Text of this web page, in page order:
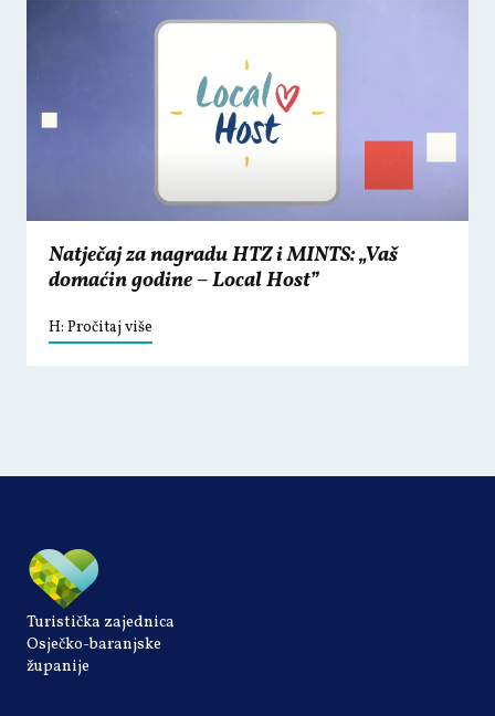
Natječaj za nagradu HTZ i MINTS: „Vaš
domaćin godine – Local Host”
H: Pročitaj više
Turistička zajednica
Osječko-baranjske
županije